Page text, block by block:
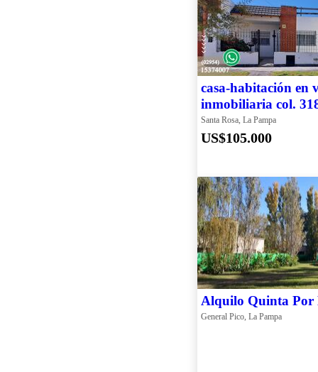
casa-habitación en
inmobiliaria col.
Santa Rosa, La Pampa
US$105.000
Alquilo Quinta Por
General Pico, La Pampa